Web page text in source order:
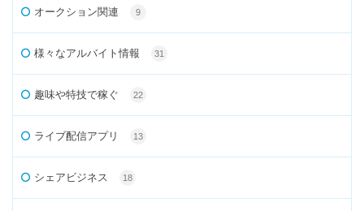
オークション関連 9
様々なアルバイト情報 31
趣味や特技で稼ぐ 22
ライブ配信アプリ 13
シェアビジネス 18